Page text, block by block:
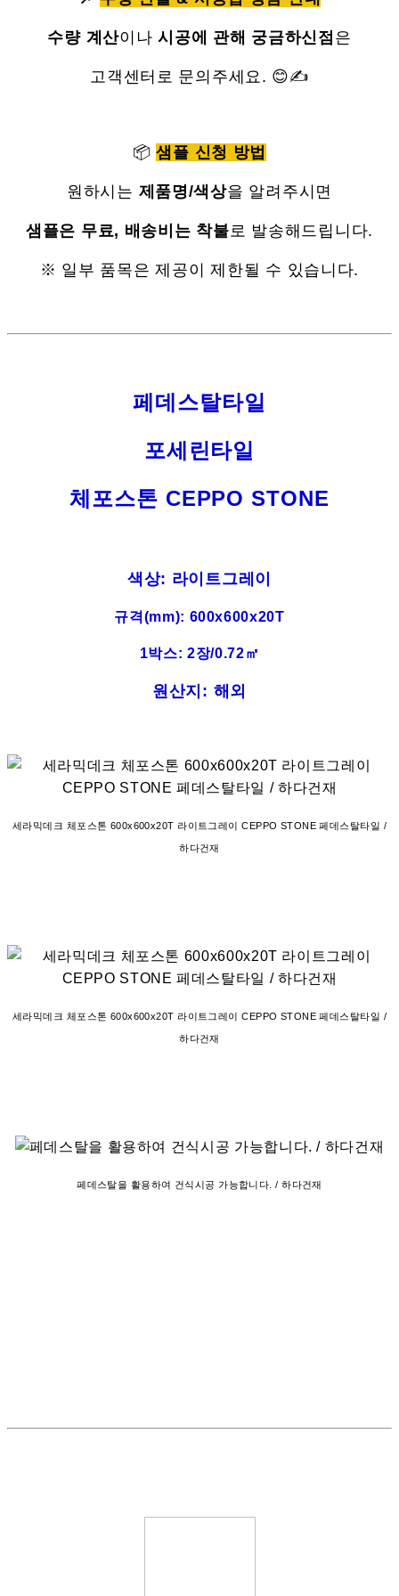
수량 계산이나시공에 관해 궁금하신점 은
고객센터로 문의주세요. 😊✍
📦샘플 신청 방법
원하시는 제품명/색상을 알려주시면
샘플은 무료, 배송비는 착불로 발송해드립니다.
※ 일부 품목은 제공이 제한될 수 있습니다.
페데스탈타일
포세린타일
체포스톤 CEPPO STONE
색상: 라이트그레이
규격(mm): 600x600x20T
1박스: 2장/0.72㎡
원산지: 해외
세라믹데크 체포스톤 600x600x20T 라이트그레이 CEPPO STONE 페데스탈타일 /
하다건재
세라믹데크 체포스톤 600x600x20T 라이트그레이 CEPPO STONE 페데스탈타일 /
하다건재
페데스탈을 활용하여 건식시공 가능합니다. / 하다건재